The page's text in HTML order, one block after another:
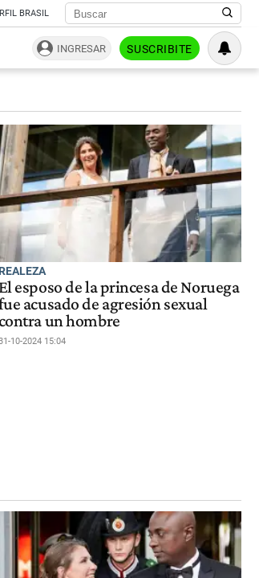
BRASIL
INGRESAR SUSCRIBITE
REALEZA
El esposo de la princesa de Noruega
acusado de agresión sexual
un hombre
10-2024 15:04